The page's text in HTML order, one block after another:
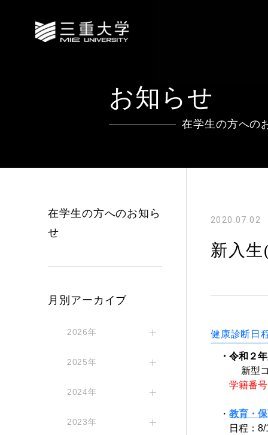
お知らせ
在学生の方への
2020.07.02
新入
健康診断日
・令和２
新型コロ
学籍番号
・ 教育・
日程：8/
在学生の方へのお知ら
せ
月別アーカイブ
2026年
2025年
2024年
2023年